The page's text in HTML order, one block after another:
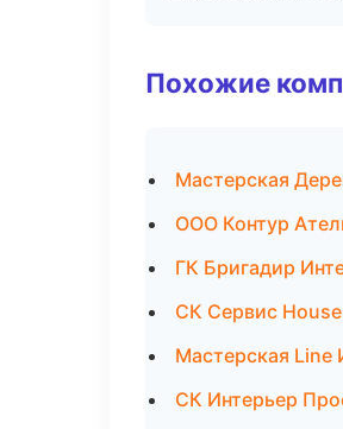
Похожие
Мастерская
ООО Контур
ГК Бригадир
СК Сервис
Мастерская
СК Интерьер